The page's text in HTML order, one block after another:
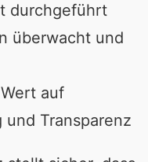
durchgeführt
überwacht und
auf
Transparenz